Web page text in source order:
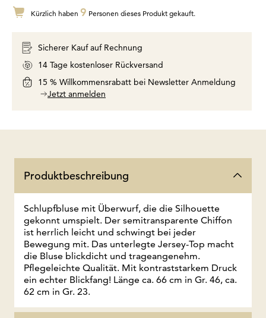
Kürzlich haben 9 Personen dieses Produkt gekauft.
Sicherer Kauf auf Rechnung
14 Tage kostenloser Rückversand
15 % Willkommensrabatt bei Newsletter Anmeldung
Jetzt anmelden
Produktbeschreibung
Schlupfbluse mit Überwurf, die die Silhouette
gekonnt umspielt. Der semitransparente Chiffon
ist herrlich leicht und schwingt bei jeder
Bewegung mit. Das unterlegte Jersey-Top macht
die Bluse blickdicht und trageangenehm.
Pflegeleichte Qualität. Mit kontraststarkem Druck
ein echter Blickfang! Länge ca. 66 cm in Gr. 46, ca.
62 cm in Gr. 23.